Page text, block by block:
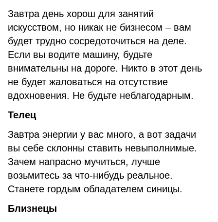
Завтра день хорош для занятий
искусством, но никак не бизнесом – вам
будет трудно сосредоточиться на деле.
Если вы водите машину, будьте
внимательны на дороге. Никто в этот день
не будет жаловаться на отсутствие
вдохновения. Не будьте неблагодарным.
Телец
Завтра энергии у вас много, а вот задачи
вы себе склонны ставить невыполнимые.
Зачем напрасно мучиться, лучше
возьмитесь за что-нибудь реальное.
Станете гордым обладателем синицы.
Близнецы